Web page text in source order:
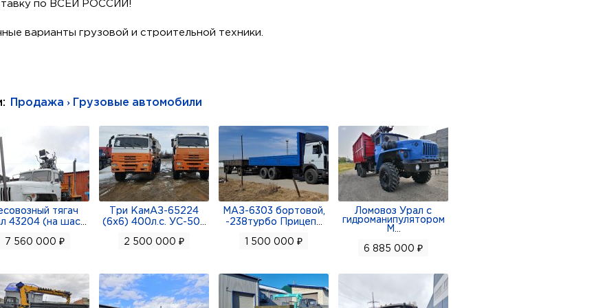
по ВСЕЙ РОССИИ!
варианты грузовой и строительной техники.
без учeтa дocтaвки в Вaш горoд.
турбонаддувом
B
2500–2550 мм
Продажа › Грузовые автомобили
тягач
43204 (на шас
7 560 000 ₽
Три КамАЗ-65224
(6х6) 400л.с. УС-50
2 500 000 ₽
МАЗ-6303 бортовой,
-238турбо Прицеп
1 500 000 ₽
Ломовоз Урал с
гидроманипулятором
М
6 885 000 ₽